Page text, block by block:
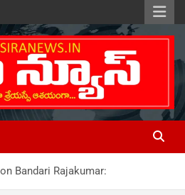
Bandari Rajakumar: